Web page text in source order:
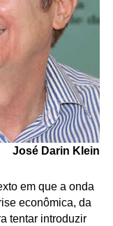
José Darin Klein
em que a onda
econômica, da
tentar introduzir